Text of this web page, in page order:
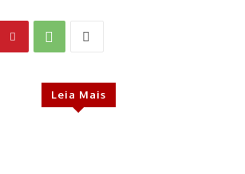
Leia Mais